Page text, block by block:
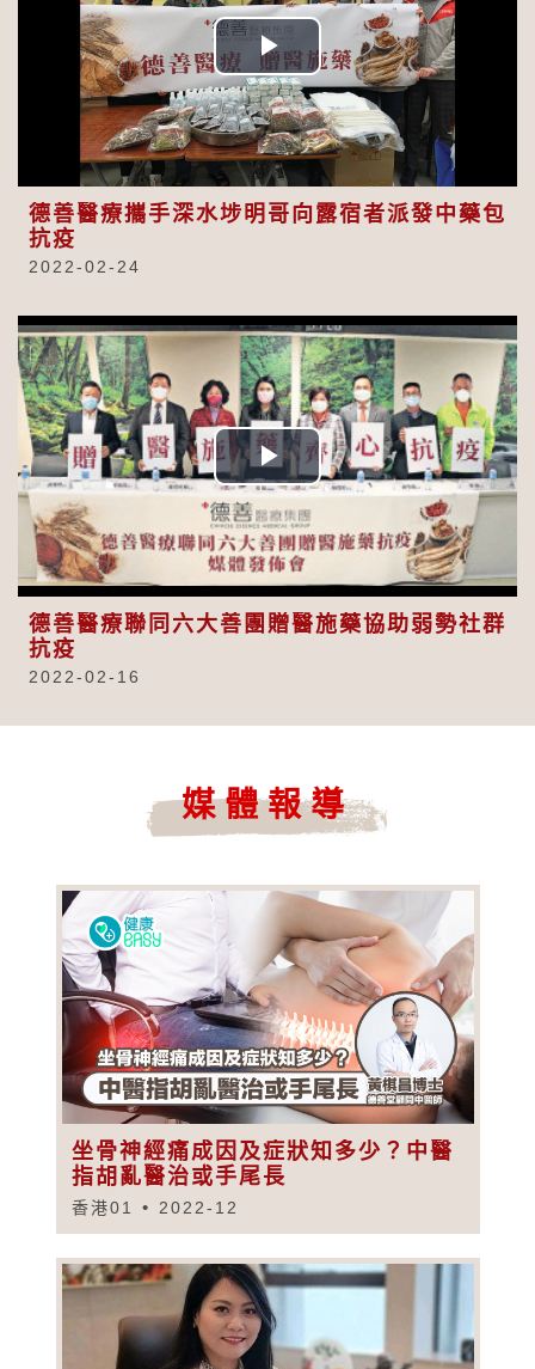
Play
Video
德善醫療攜手深水埗明哥向露宿者派發中藥包
抗疫
2022-02-24
Play
Video
德善醫療聯同六大善團贈醫施藥協助弱勢社群
抗疫
2022-02-16
媒體報導
坐骨神經痛成因及症狀知多少？中醫
指胡亂醫治或手尾長
香港01 2022-12